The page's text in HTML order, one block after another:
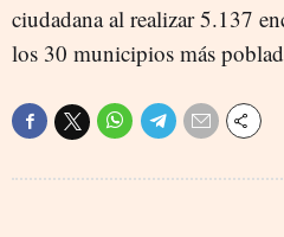
ciudadana al realizar 5.137
los 30 municipios más